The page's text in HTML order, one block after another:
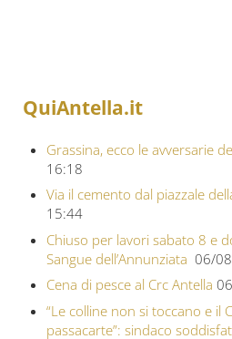
QuiAntella.it
Grassina, ecco le avversarie
16:18
Via il cemento dal piazzale
15:44
Chiuso per lavori sabato 8 e
Sangue dell’Annunziata 06/
Cena di pesce al Crc Antella
“Le colline non si toccano e il
passacarte”: sindaco